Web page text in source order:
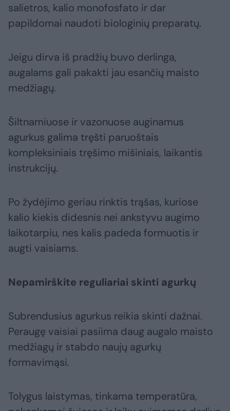
salietros, kalio monofosfato ir dar
papildomai naudoti biologinių preparatų.
Jeigu dirva iš pradžių buvo derlinga,
augalams gali pakakti jau esančių maisto
medžiagų.
Šiltnamiuose ir vazonuose auginamus
agurkus galima tręšti paruoštais
kompleksiniais tręšimo mišiniais, laikantis
instrukcijų.
Po žydėjimo geriau rinktis trąšas, kuriose
kalio kiekis didesnis nei ankstyvu augimo
laikotarpiu, nes kalis padeda formuotis ir
augti vaisiams.
Nepamirškite reguliariai skinti agurkų
Subrendusius agurkus reikia skinti dažnai.
Peraugę vaisiai pasiima daug augalo maisto
medžiagų ir stabdo naujų agurkų
formavimąsi.
Tolygus laistymas, tinkama temperatūra,